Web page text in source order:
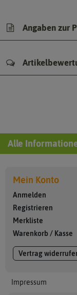
Angaben zur
Alle
Mein Konto
Anmelden
Registrieren
Merkliste
Warenkorb/ Kasse
Vertrag
Impressum